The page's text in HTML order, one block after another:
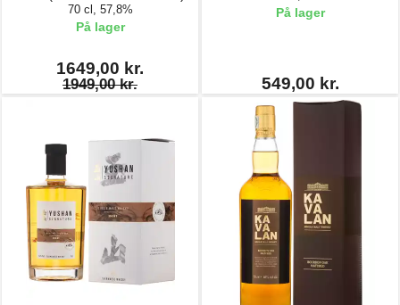
70 cl, 57,8%
På lager
1649,00 kr.
1949,00 kr.
På lager
549,00 kr.